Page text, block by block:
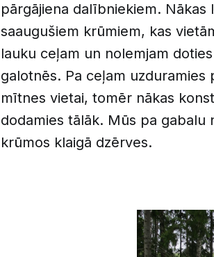
pārgājiena dalībniekiem.
saaugušiem krūmiem, kas
lauku ceļam un nolemjam
galotnēs. Pa ceļam uzduramies
mītnes vietai, tomēr nākas
dodamies tālāk. Mūs pa gabalu
krūmos klaigā dzērves.